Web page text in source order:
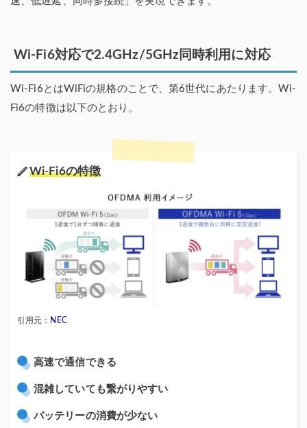
Wi-Fi6対応で2.4GHz/5GHz同時利用に対応
Wi-Fi6とはWiFiの規格のことで、第6世代にあたります。Wi-
Fi6の特徴は以下のとおり。
Wi-Fi6の特徴
引用元： NEC
高速で通信できる
混雑していても繋がりやすい
バッテリーの消費が少ない